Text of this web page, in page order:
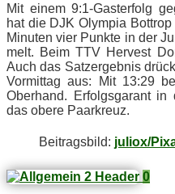
Mit ei­nem 9:1‑Gasterfolg
hat die DJK Olym­pia
Mi­nu­ten vier Punk­te in der
melt. Beim TTV Her­ve­st
Auch das Satz­er­geb­nis
Vor­mit­tag aus: Mit 13:29
Ober­hand. Er­folgs­ga­rant
das obe­re Paarkreuz.
Bei­trags­bild: juliox/
0